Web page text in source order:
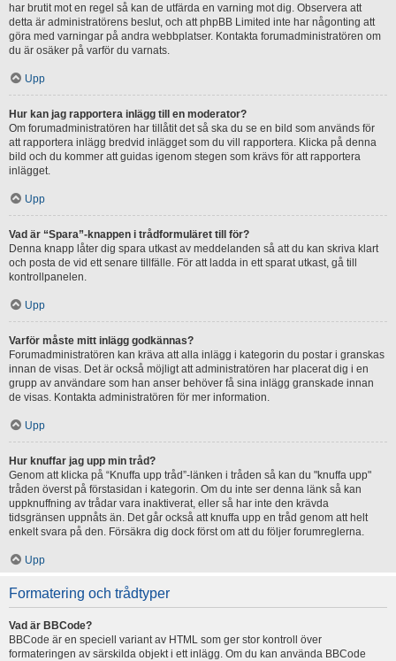
har brutit mot en regel så kan de utfärda en varning mot dig. Observera att
detta är administratörens beslut, och att phpBB Limited inte har någonting att
göra med varningar på andra webbplatser. Kontakta forumadministratören om
du är osäker på varför du varnats.
Upp
Hur kan jag rapportera inlägg till en moderator?
Om forumadministratören har tillåtit det så ska du se en bild som används för
att rapportera inlägg bredvid inlägget som du vill rapportera. Klicka på denna
bild och du kommer att guidas igenom stegen som krävs för att rapportera
inlägget.
Upp
Vad är “Spara”-knappen i trådformuläret till för?
Denna knapp låter dig spara utkast av meddelanden så att du kan skriva klart
och posta de vid ett senare tillfälle. För att ladda in ett sparat utkast, gå till
kontrollpanelen.
Upp
Varför måste mitt inlägg godkännas?
Forumadministratören kan kräva att alla inlägg i kategorin du postar i granskas
innan de visas. Det är också möjligt att administratören har placerat dig i en
grupp av användare som han anser behöver få sina inlägg granskade innan
de visas. Kontakta administratören för mer information.
Upp
Hur knuffar jag upp min tråd?
Genom att klicka på “Knuffa upp tråd”-länken i tråden så kan du "knuffa upp"
tråden överst på förstasidan i kategorin. Om du inte ser denna länk så kan
uppknuffning av trådar vara inaktiverat, eller så har inte den krävda
tidsgränsen uppnåts än. Det går också att knuffa upp en tråd genom att helt
enkelt svara på den. Försäkra dig dock först om att du följer forumreglerna.
Upp
Formatering och trådtyper
Vad är BBCode?
BBCode är en speciell variant av HTML som ger stor kontroll över
formateringen av särskilda objekt i ett inlägg. Om du kan använda BBCode